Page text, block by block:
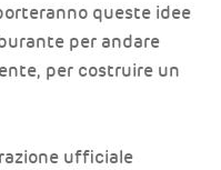
queste idee
per andare
per costruire un
ufficiale